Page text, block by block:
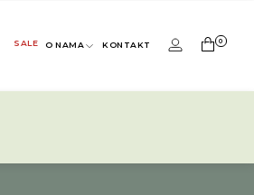
SALE O NAMA KONTAKT 0